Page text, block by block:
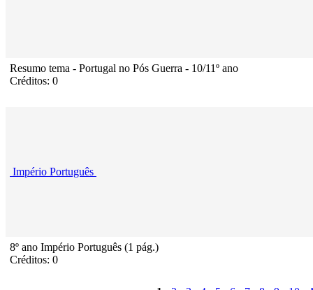
Resumo tema - Portugal no Pós Guerra - 10/11º ano
Créditos: 0
Império Português
8º ano Império Português (1 pág.)
Créditos: 0